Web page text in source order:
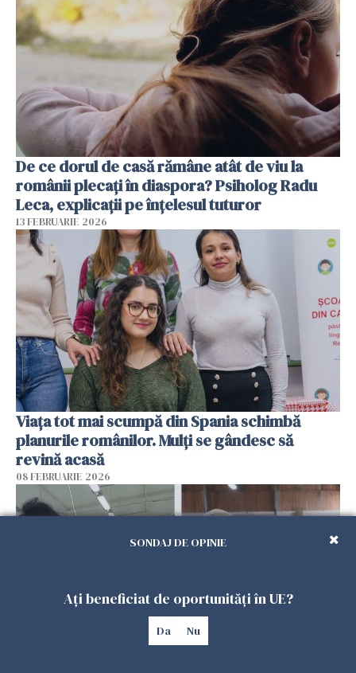
De ce dorul de casă rămâne atât de viu la
românii plecați în diaspora? Psiholog Radu
Leca, explicații pe înțelesul tuturor
13 FEBRUARIE 2026
Viața tot mai scumpă din Spania schimbă
planurile românilor. Mulți se gândesc să
revină acasă
08 FEBRUARIE 2026
SONDAJ DE OPINIE
Ați beneficiat de oportunități în UE?
Da Nu